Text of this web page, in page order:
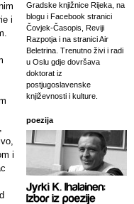
i
i
Gradske knjižnice Rijeka, na
blogu i Facebook stranici
Čovjek-Časopis, Reviji
Razpotja i na stranici Air
Beletrina. Trenutno živi i radi
u Oslu gdje dovršava
doktorat iz
postjugoslavenske
književnosti i kulture.
poezija